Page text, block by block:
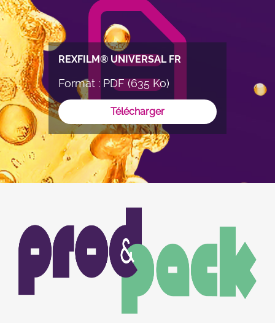
REXFILM® UNIVERSAL FR
Format : PDF (635 Ko)
Télécharger
du
logo